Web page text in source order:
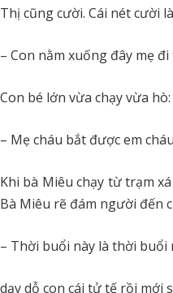
Thị cũng cười. Cái nét cười
– Con nằm xuống đây mẹ
Con bé lớn vừa chạy vừa hò:
– Mẹ cháu bắt được em
Khi bà Miêu chạy từ trạm
Bà Miêu rẽ đám người đến
– Thời buổi này là thời buổi
dạy dỗ con cái tử tế rồi mới